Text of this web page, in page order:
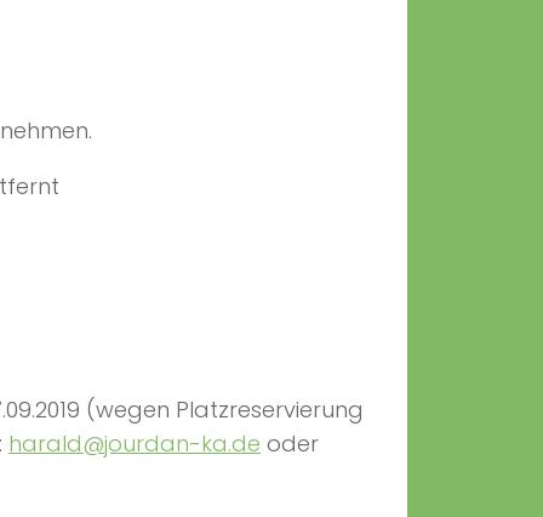
(wegen Platzreservierung
harald@jourdan-ka.de oder